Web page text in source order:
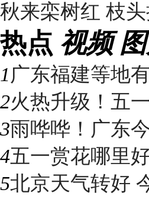
秋来栾树红 枝
热点 视频
1 广东福建等地
2火热升级！五
3雨哗哗！广东
4五一赏花哪里
5北京天气转好